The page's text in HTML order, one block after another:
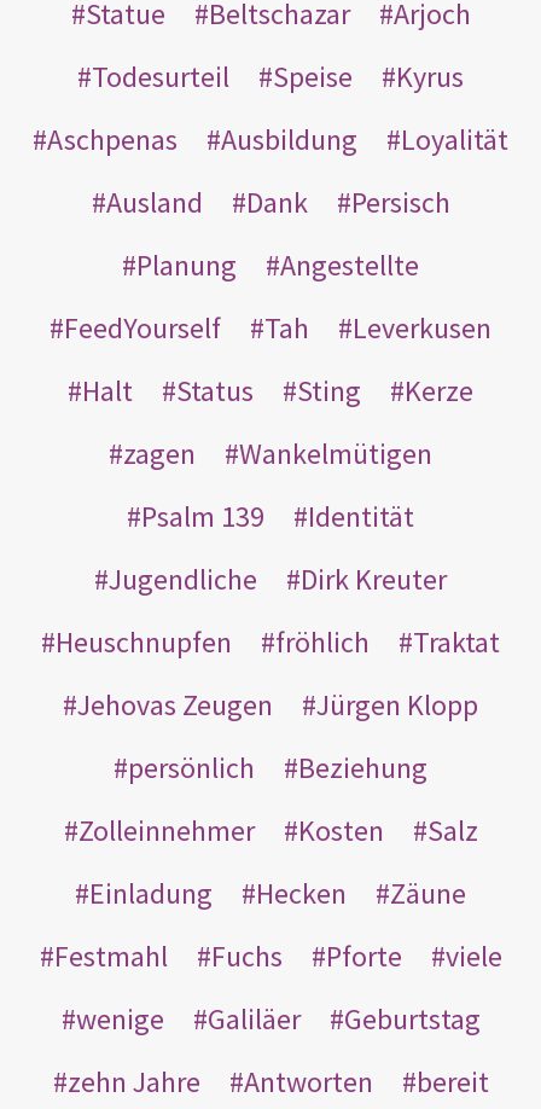
Statue
Beltschazar
Arjoch
Todesurteil
Speise
Kyrus
Aschpenas
Ausbildung
Loyalität
Ausland
Dank
Persisch
Planung
Angestellte
FeedYourself
Tah
Leverkusen
Halt
Status Sting
Kerze
zagen
Wankelmütigen
Psalm 139
Identität
Jugendliche
Dirk Kreuter
Heuschnupfen
fröhlich
Traktat
Jehovas Zeugen
Jürgen Klopp
persönlich
Beziehung
Zolleinnehmer
Kosten
Salz
Einladung
Hecken
Zäune
Festmahl
Fuchs Pforte
viele
wenige
Galiläer
Geburtstag
zehn Jahre
Antworten bereit